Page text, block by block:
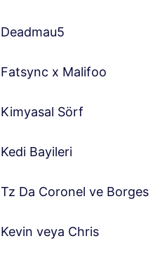
Deadmau5
Fatsync x Malifoo
Kimyasal Sörf
Kedi Bayileri
Tz Da Coronel ve Borges
Kevin veya Chris